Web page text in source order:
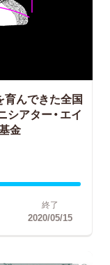
育んできた全国
シアター・エイ
金
終了
2020/05/15